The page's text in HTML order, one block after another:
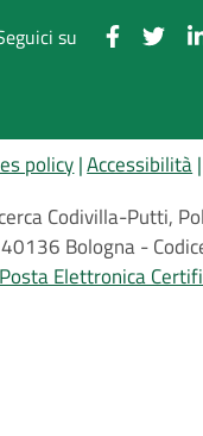
su
policy Accessibilità
Codivilla-Putti,
40136 Bologna -
Posta Elettronica